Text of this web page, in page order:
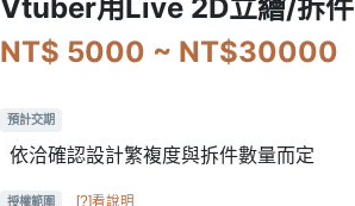
Vtuber用Live 2D立繪/拆件
NT$ 5000 ~ NT$30000
預計交期
依洽確認設計繁複度與拆件數量而定
授權範圍 [?]看說明